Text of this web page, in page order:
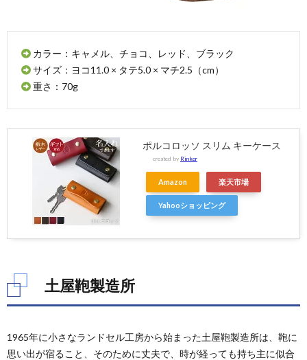
カラー：キャメル、チョコ、レッド、ブラック
サイズ：ヨコ11.0 × タテ5.0 × マチ2.5（cm）
重さ：70g
ポルコロッソ スリム キーケース
created by Rinker
Amazon 楽天市場
Yahooショッピング
土屋鞄製造所
1965年に小さなランドセル工房から始まった土屋鞄製造所は、鞄に
思い出が宿ること、そのために丈夫で、時が経っても持ち主に似合